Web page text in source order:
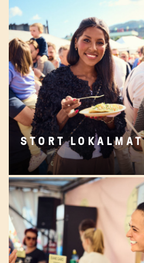
LOKALMATMARKED
STORT
Norsk
Siderfestival